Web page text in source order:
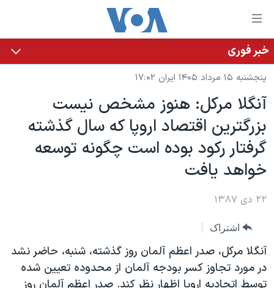
لینکهای
قابل
دسترسی
جهش
محتوای
اصلی
جهش
صفحه
جهش
خانه
نسخه سبک وب‌سایت
موضوع ها
ایران
آمریکا
جهان
ورزشی
ویدیوها
فرهنگ و زندگی
برنامه های تلویزیونی
جدول برنامه ها
صفحه‌های ویژه
جام جهانی ۲۰۲۶
بایگانی برنامه‌های تلویزیونی
مستندها
فرکانس‌های صدای آمریکا
پخش رادیویی
یادگیری زبان انگلیسی
دنبال کنید
خبر فوری
پنجشنبه ۱۵ مرداد ۱۴۰۵ ایران ۱۷:۰۲
آنگلا مرکل: هنوز مشخص نیست
بزرگترین اقتصاد اروپا که سال گذشته
گرفتار رکود بوده است چگونه توسعه
خواهد یافت
۲۲ دی ۱۳۸۷
اشتراک
آنگلا مرکل، صدر اعظم آلمان روز گذشته، شنبه، حاضر نشد
در مورد تجاوز کسر بودجه آلمان از محدوده تعیین شده
توسط اتحادیه اروپا اظهار نظر کند. صدر اعظم آلمان روز